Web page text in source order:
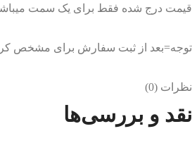
قیمت درج شده فقط برای یک سمت
توجه=بعد از ثبت سفارش برای مشخص
نظرات (0)
نقد و بررسی‌ها